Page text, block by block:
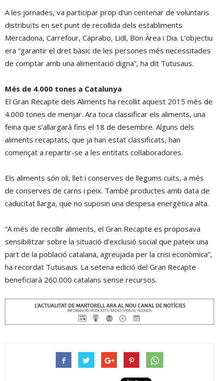
A les jornades, va participar prop d’un centenar de voluntaris
distribuïts en set punt de recollida dels establiments
Mercadona, Carrefour, Caprabo, Lidl, Bon Àrea i Dia. L’objectiu
era “garantir el dret bàsic de les persones més necessitades
de comptar amb una alimentació digna”, ha dit Tutusaus.
Més de 4.000 tones a Catalunya
El Gran Recapte dels Aliments ha recollit aquest 2015 més de
4.000 tones de menjar. Ara toca classificar els aliments, una
feina que s’allargarà fins el 18 de desembre. Alguns dels
aliments recaptats, que ja han estat classificats, han
començat a repartir-se a les entitats col·laboradores.
Els aliments són oli, llet i conserves de llegums cuits, a més
de conserves de carns i peix. També productes amb data de
caducitat llarga, que no suposin una despesa energètica alta.
“A més de recollir aliments, el Gran Recapte es proposava
sensibilitzar sobre la situació d’exclusió social que pateix una
part de la població catalana, agreujada per la crisi econòmica”,
ha recordat Tutusaus. La setena edició del Gran Recapte
beneficiarà 260.000 catalans sense recursos.